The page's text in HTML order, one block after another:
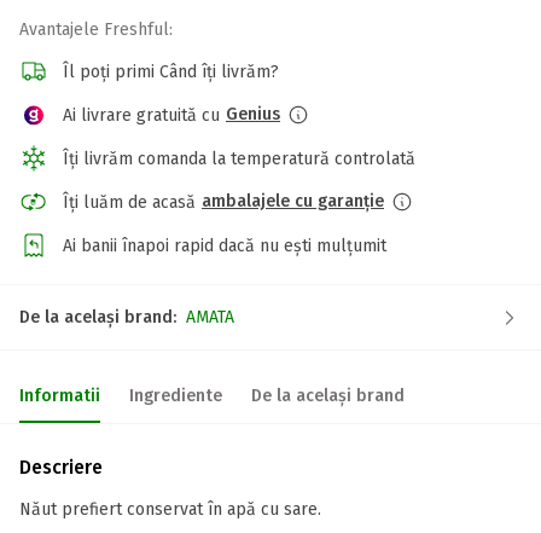
Avantajele Freshful:
Îl poți primi Când îți livrăm?
Ai livrare gratuită cu Genius
Îți livrăm comanda la temperatură controlată
Îți luăm de acasă ambalajele cu garanție
Ai banii înapoi rapid dacă nu ești mulțumit
De la același brand: AMATA
Informatii Ingrediente De la același brand
Descriere
Năut prefiert conservat în apă cu sare.